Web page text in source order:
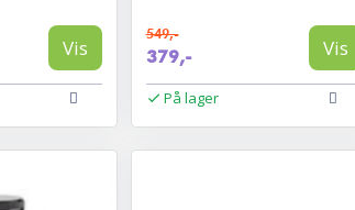
Vis
549,-
379,- Vis
På lager